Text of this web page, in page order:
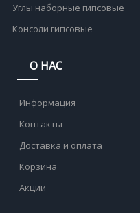
Углы наборные гипсовые
Консоли гипсовые
О НАС
Информация
Контакты
Доставка и оплата
Корзина
Акции